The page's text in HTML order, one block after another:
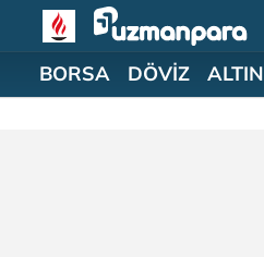
BORSA DÖVİZ ALTIN